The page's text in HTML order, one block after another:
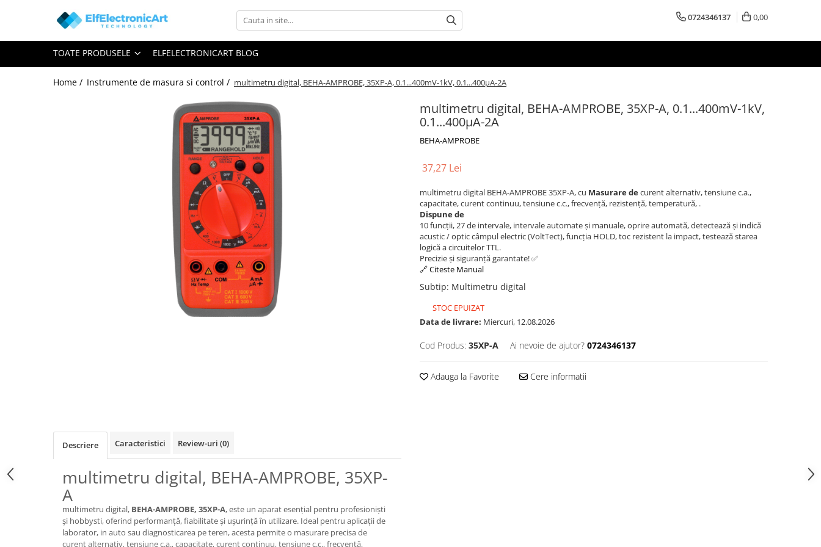
Toate Produsele
Audio
Osciloscoape TELEDYNE LECROY
Osciloscoape UNI-T
0724346137 0,00
TOATE PRODUSELE ELFELECTRONICART BLOG
Home / Instrumente de masura si control / multimetru digital, BEHA-AMPROBE, 35XP-A, 0.1...400mV-1kV, 0.1...400µA-2A
multimetru digital, BEHA-AMPROBE, 35XP-A, 0.1...400mV-1kV,
0.1...400µA-2A
BEHA-AMPROBE
37,27 Lei
multimetru digital BEHA-AMPROBE 35XP-A, cu Masurare decurent alternativ, tensiune c.a.,
capacitate, curent continuu, tensiune c.c., frecvență, rezistență, temperatură, .
Dispune de
10 funcții, 27 de intervale, intervale automate și manuale, oprire automată, detectează și indică
acustic / optic câmpul electric (VoltTect), funcția HOLD, toc rezistent la impact, testează starea
logică a circuitelor TTL.
Precizie și siguranță garantate! ✅
🔗 Citeste Manual
Subtip: Multimetru digital
STOC EPUIZAT
Data de livrare: Miercuri, 12.08.2026
Cod Produs: 35XP-A Ai nevoie de ajutor? 0724346137
Adauga la Favorite Cere informatii
Descriere Caracteristici Review-uri (0)
multimetru digital, BEHA-AMPROBE, 35XP-
A
multimetru digital, BEHA-AMPROBE, 35XP-A, este un aparat esențial pentru profesioniști
și hobbysti, oferind performanță, fiabilitate și ușurință în utilizare. Ideal pentru aplicații de
laborator, in auto sau diagnosticarea pe teren, acesta permite o masurare precisa de
curent alternativ, tensiune c.a., capacitate, curent continuu, tensiune c.c., frecvență,